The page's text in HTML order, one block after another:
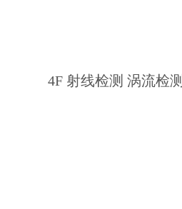
4F 射线检测 涡流检测